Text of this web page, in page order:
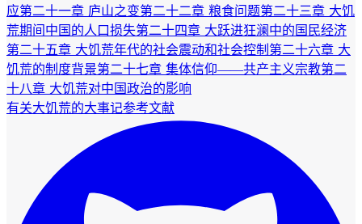
应第二十一章 庐山之变第二十二章 粮食问题第二十三章 大饥
荒期间中国的人口损失第二十四章 大跃进狂澜中的国民经济
第二十五章 大饥荒年代的社会震动和社会控制第二十六章 大
饥荒的制度背景第二十七章 集体信仰――共产主义宗教第二
十八章 大饥荒对中国政治的影响
有关大饥荒的大事记参考文献